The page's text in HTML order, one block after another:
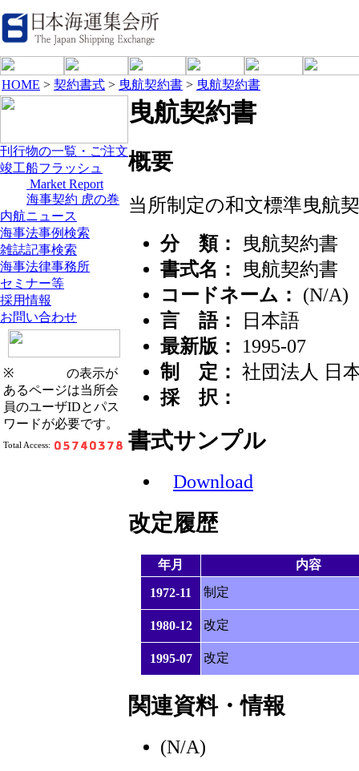
HOME > 契約書式 > 曳航契約書 > 曳航契約書
刊行物の一覧・ご注文
竣工船フラッシュ
Market Report
海事契約 虎の巻
内航ニュース
海事法事例検索
雑誌記事検索
海事法律事務所
セミナー等
採用情報
お問い合わせ
※
の表示が
あるページは当所会
員のユーザIDとパス
ワードが必要です。
Total Access:
曳航契約書
概要
当所制定の和文標準曳航
分 類：
曳航契約書
書式名：
曳航契約書
コードネーム：
(N/A)
言 語：
日本語
最新版：
1995-07
制 定： 社団法人 日
採 択：
書式サンプル
Download
改定履歴
年月 内容
1972-11 制定
1980-12 改定
1995-07 改定
関連資料・情報
(N/A)